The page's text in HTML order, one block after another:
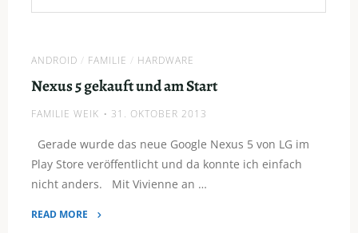
ANDROID / FAMILIE / HARDWARE
Nexus 5 gekauft und am Start
FAMILIE WEIK 31. OKTOBER 2013
Gerade wurde das neue Google Nexus 5 von LG im
Play Store veröffentlicht und da konnte ich einfach
nicht anders. Mit Vivienne an …
READ MORE